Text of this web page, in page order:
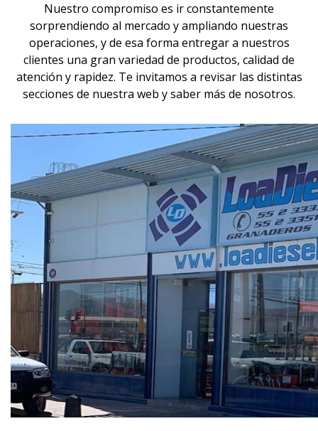
Nuestro compromiso es ir constantemente
sorprendiendo al mercado y ampliando nuestras
operaciones, y de esa forma entregar a nuestros
clientes una gran variedad de productos, calidad de
atención y rapidez. Te invitamos a revisar las distintas
secciones de nuestra web y saber más de nosotros.